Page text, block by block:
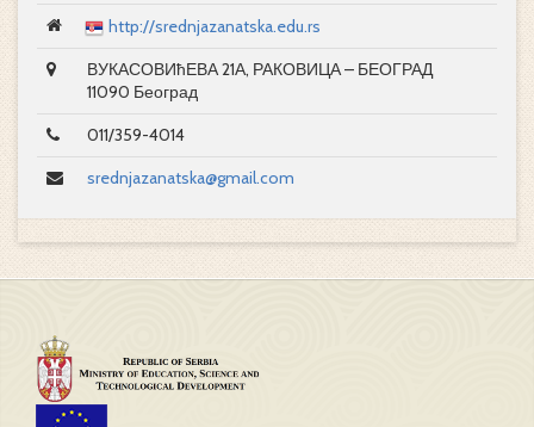
http://srednjazanatska.edu.rs
ВУКАСОВИћЕВА 21А, РАКОВИЦА – БЕОГРАД
11090 Београд
011/359-4014
srednjazanatska@gmail.com